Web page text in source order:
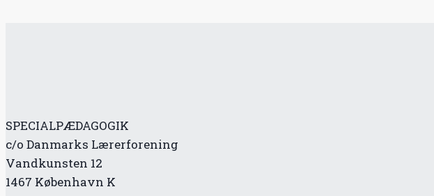
SPECIALPÆDAGOGIK
c/o Danmarks Lærerforening
Vandkunsten 12
1467 København K